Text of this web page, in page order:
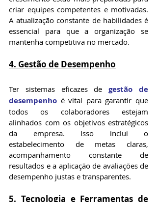
criar equipes competentes e motivadas.
A atualização constante de habilidades é
essencial para que a organização se
mantenha competitiva no mercado.
4. Gestão de Desempenho
Ter sistemas eficazes de gestão de
desempenho é vital para garantir que
todos os colaboradores estejam
alinhados com os objetivos estratégicos
da empresa. Isso inclui o
estabelecimento de metas claras,
acompanhamento constante de
resultados e a aplicação de avaliações de
desempenho justas e transparentes.
5. Tecnologia e Ferramentas de